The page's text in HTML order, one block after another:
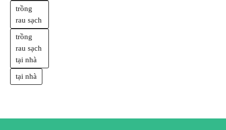
trồng
rau sạch
trồng
rau sạch
tại nhà
tại nhà